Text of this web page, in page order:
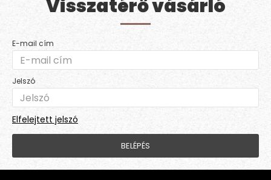
Visszatérő vásárló
E-mail cím
Jelszó
Elfelejtett jelszó
BELÉPÉS